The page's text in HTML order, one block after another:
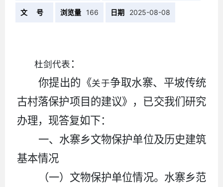
文 号 浏览量 166 日期 2025-08-08
杜剑代表 ：
你提出的《关于争取水寨、平坡传统
古村落保护项目 的建议》 ，已交我们研究
办理，现答复如下：
一、水寨乡文物保护单位及历史建筑
基本情况
（一）文物保护单位情况。 水寨乡范